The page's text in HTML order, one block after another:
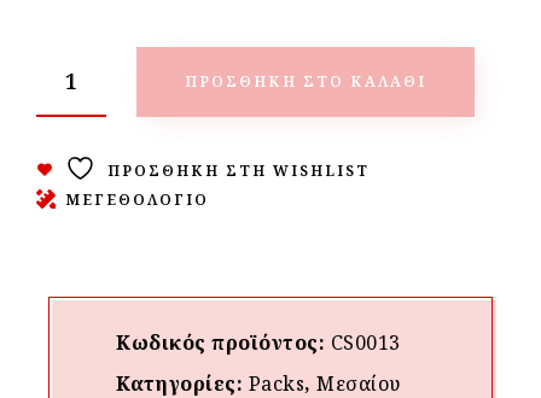
ΠΡΟΣΘΉΚΗ ΣΤΟ ΚΑΛΆΘΙ
ΠΡΟΣΘΉΚΗ ΣΤΗ WISHLIST
ΜΕΓΕΘΟΛΟΓΙΟ
Κωδικός προϊόντος: CS0013
Κατηγορίες: Packs, Μεσαίου